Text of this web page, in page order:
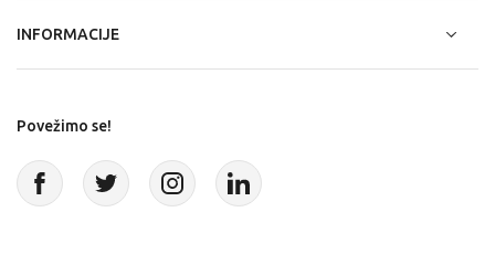
INFORMACIJE
Povežimo se!